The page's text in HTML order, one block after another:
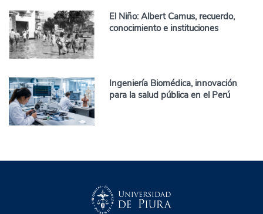
El Niño: Albert Camus, recuerdo,
conocimiento e instituciones
Ingeniería Biomédica, innovación
para la salud pública en el Perú